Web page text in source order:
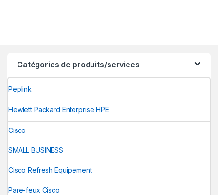
Catégories de produits/services
Peplink
Hewlett Packard Enterprise HPE
Cisco
SMALL BUSINESS
Cisco Refresh Equipement
Pare-feux Cisco